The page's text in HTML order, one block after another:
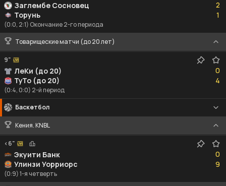
Заглембе Сосновец
Торунь
2
1
1
(0:0, 2:1) Окончание 2-го периода
Товарищеские матчи (до 20 лет)
9"
ЛеКи (до 20)
ТуТо (до 20)
0
0
4
4
(0:4, 0:0) 2-й период
Баскетбол
Кения. KNBL
<6"
Экуити Банк
Улинзи Уорриорс
0
0
9
9
(0:9) 1-я четверть